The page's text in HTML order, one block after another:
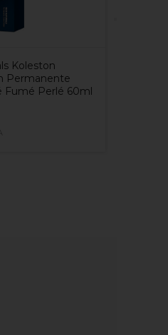
Koleston
Permanente
Fumé Perlé 60ml